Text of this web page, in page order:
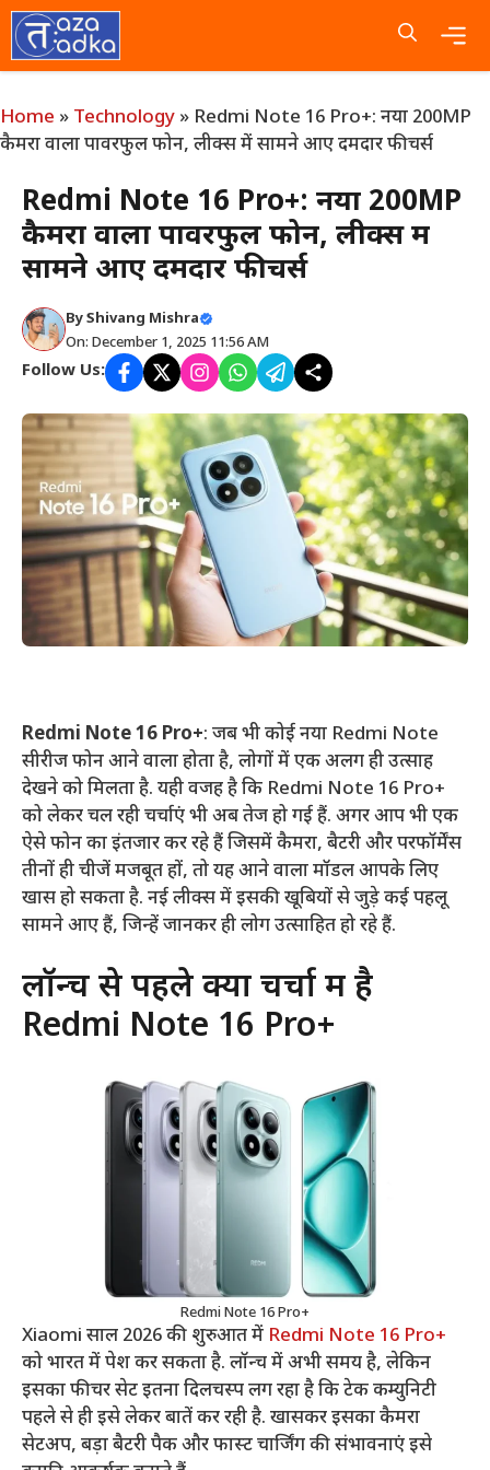
Skip
to
content
Home » Technology » Redmi Note 16 Pro+: नया 200MP
कैमरा वाला पावरफुल फोन, लीक्स में सामने आए दमदार फीचर्स
Redmi Note 16 Pro+: नया 200MP
कैमरा वाला पावरफुल फोन, लीक्स में
सामने आए दमदार फीचर्स
ByShivang Mishra
On: December 1, 2025 11:56 AM
Follow Us:
Redmi Note 16 Pro+: जब भी कोई नया Redmi Note
सीरीज फोन आने वाला होता है, लोगों में एक अलग ही उत्साह
देखने को मिलता है. यही वजह है कि Redmi Note 16 Pro+
को लेकर चल रही चर्चाएं भी अब तेज हो गई हैं. अगर आप भी एक
ऐसे फोन का इंतजार कर रहे हैं जिसमें कैमरा, बैटरी और परफॉर्मेंस
तीनों ही चीजें मजबूत हों, तो यह आने वाला मॉडल आपके लिए
खास हो सकता है. नई लीक्स में इसकी खूबियों से जुड़े कई पहलू
सामने आए हैं, जिन्हें जानकर ही लोग उत्साहित हो रहे हैं.
लॉन्च से पहले क्यों चर्चा में है
Redmi Note 16 Pro+
Redmi Note 16 Pro+
Xiaomi साल 2026 की शुरुआत में Redmi Note 16 Pro+
को भारत में पेश कर सकता है. लॉन्च में अभी समय है, लेकिन
इसका फीचर सेट इतना दिलचस्प लग रहा है कि टेक कम्युनिटी
पहले से ही इसे लेकर बातें कर रही है. खासकर इसका कैमरा
सेटअप, बड़ा बैटरी पैक और फास्ट चार्जिंग की संभावनाएं इसे